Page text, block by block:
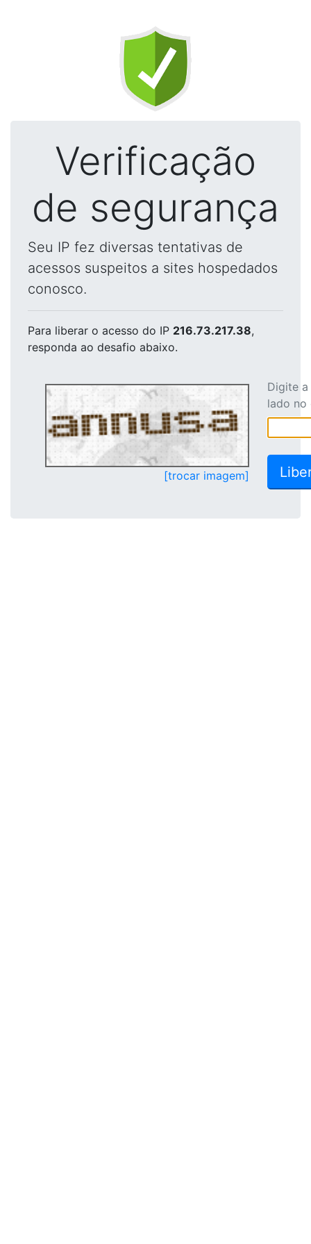
Verificação
de segurança
Seu IP fez diversas tentativas de
acessos suspeitos a sites hospedados
conosco.
Para liberar o acesso do IP 216.73.217.38,
responda ao desafio abaixo.
[trocar imagem]
Digite
lado no